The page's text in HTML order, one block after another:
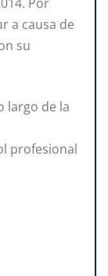
a causa de
su
largo de la
profesional